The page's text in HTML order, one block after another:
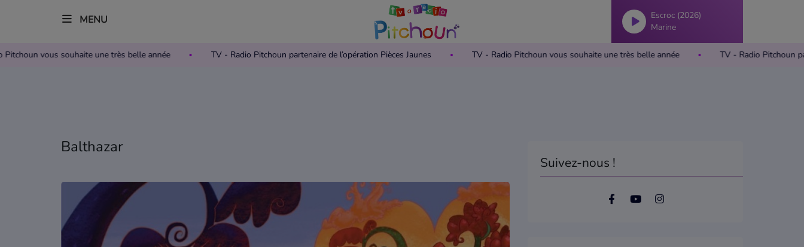
MENU
Escroc (2026)
Marine
Radio Pitchoun vous souhaite une très belle année TV - Radio Pitchoun partenaire de l’opération Pièces Jaunes TV - Radio Pitchoun vous souhaite une très belle année TV - Radio
Où regarder TV Pitchoun ?
Balthazar
Suivez-nous !